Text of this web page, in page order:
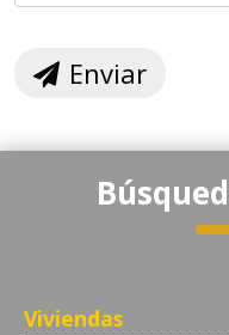
Enviar
Viviendas